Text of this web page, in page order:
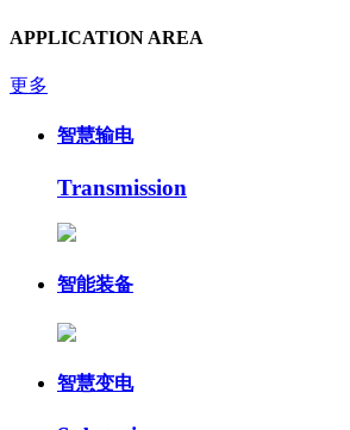
APPLICATION AREA
更多
智慧输电
Transmission
智能装备
智慧变电